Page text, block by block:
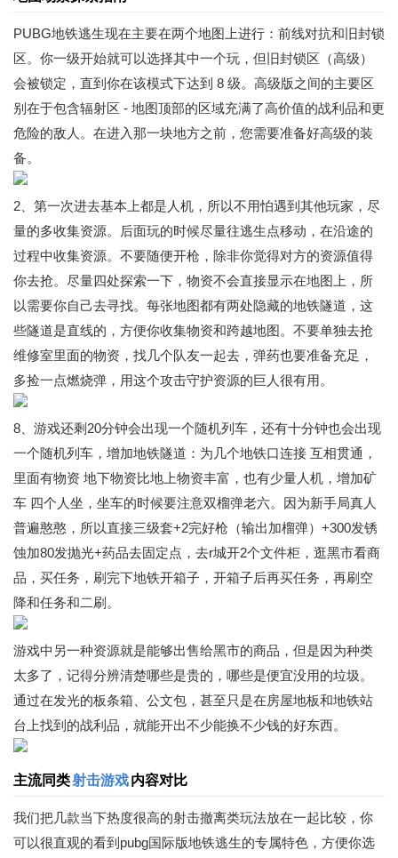
PUBG地铁逃生现在主要在两个地图上进行：前线对抗和旧封锁
区。你一级开始就可以选择其中一个玩，但旧封锁区（高级）
会被锁定，直到你在该模式下达到 8 级。高级版之间的主要区
别在于包含辐射区 - 地图顶部的区域充满了高价值的战利品和更
危险的敌人。在进入那一块地方之前，您需要准备好高级的装
备。
2、第一次进去基本上都是人机，所以不用怕遇到其他玩家，尽
量的多收集资源。后面玩的时候尽量往逃生点移动，在沿途的
过程中收集资源。不要随便开枪，除非你觉得对方的资源值得
你去抢。尽量四处探索一下，物资不会直接显示在地图上，所
以需要你自己去寻找。每张地图都有两处隐藏的地铁隧道，这
些隧道是直线的，方便你收集物资和跨越地图。不要单独去抢
维修室里面的物资，找几个队友一起去，弹药也要准备充足，
多捡一点燃烧弹，用这个攻击守护资源的巨人很有用。
8、游戏还剩20分钟会出现一个随机列车，还有十分钟也会出现
一个随机列车，增加地铁隧道：为几个地铁口连接 互相贯通，
里面有物资 地下物资比地上物资丰富，也有少量人机，增加矿
车 四个人坐，坐车的时候要注意双榴弹老六。因为新手局真人
普遍憨憨，所以直接三级套+2完好枪（输出加榴弹）+300发锈
蚀加80发抛光+药品去固定点，去r城开2个文件柜，逛黑市看商
品，买任务，刷完下地铁开箱子，开箱子后再买任务，再刷空
降和任务和二刷。
游戏中另一种资源就是能够出售给黑市的商品，但是因为种类
太多了，记得分辨清楚哪些是贵的，哪些是便宜没用的垃圾。
通过在发光的板条箱、公文包，甚至只是在房屋地板和地铁站
台上找到的战利品，就能开出不少能换不少钱的好东西。
主流同类射击游戏内容对比
我们把几款当下热度很高的射击撤离类玩法放在一起比较，你
可以很直观的看到pubg国际版地铁逃生的专属特色，方便你选